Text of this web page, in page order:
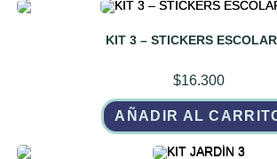
KIT 3 – STICKERS
$16.300
AÑADIR AL